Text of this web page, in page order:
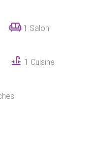
1 Salon
1 Cuisine